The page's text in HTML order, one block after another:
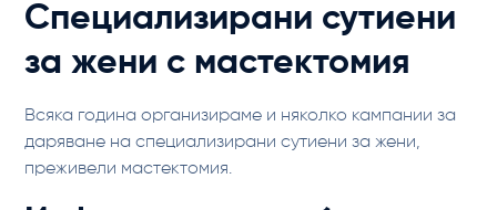
Специализирани сутиени
за жени с мастектомия
Всяка година организираме и няколко кампании за
даряване на специализирани сутиени за жени,
преживели мастектомия.